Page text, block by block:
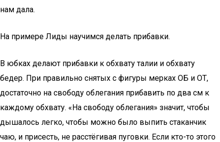
нам дала.
На примере Лиды научимся делать прибавки.
В юбках делают прибавки к обхвату талии и обхвату
бедер. При правильно снятых с фигуры мерках ОБ и ОТ,
достаточно на свободу облегания прибавить по два см к
каждому обхвату. «На свободу облегания» значит, чтобы
дышалось легко, чтобы можно было выпить стаканчик
чаю, и присесть, не расстёгивая пуговки. Если кто-то этого